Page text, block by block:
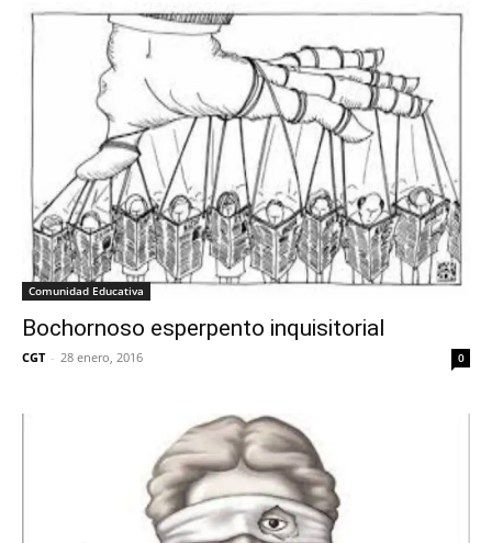
Comunidad Educativa
Bochornoso esperpento inquisitorial
CGT - 28 enero, 2016 0